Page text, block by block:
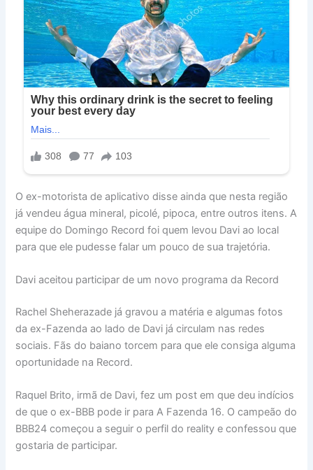
O ex-motorista de aplicativo disse ainda que nesta região
já vendeu água mineral, picolé, pipoca, entre outros itens. A
equipe do Domingo Record foi quem levou Davi ao local
para que ele pudesse falar um pouco de sua trajetória.
Davi aceitou participar de um novo programa da Record
Rachel Sheherazade já gravou a matéria e algumas fotos
da ex-Fazenda ao lado de Davi já circulam nas redes
sociais. Fãs do baiano torcem para que ele consiga alguma
oportunidade na Record.
Raquel Brito, irmã de Davi, fez um post em que deu indícios
de que o ex-BBB pode ir para A Fazenda 16. O campeão do
BBB24 começou a seguir o perfil do reality e confessou que
gostaria de participar.